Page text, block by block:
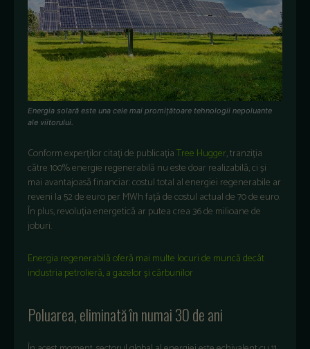
Energia solară este una cele mai promițătoare tehnologii nepoluante
ale viitorului.
Conform experților citați de publicațiaTree Hugger, tranziția
către 100% energie regenerabilă nu este doar realizabilă, ci și
mai avantajoasă financiar: costul total al energiei regenerabile ar
reveni la 52 de euro per MWh față de costul actual de 70 de euro.
În plus, revoluția energetică ar putea crea 36 de milioane de
joburi.
Energia regenerabilă oferă mai multe locuri de muncă decât
industria petrolieră, a gazelor și cărbunilor
Poluarea, eliminată în numai 30 de ani